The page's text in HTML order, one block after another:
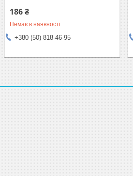
186 ₴
Немає в наявності
+380 (50) 818-46-95